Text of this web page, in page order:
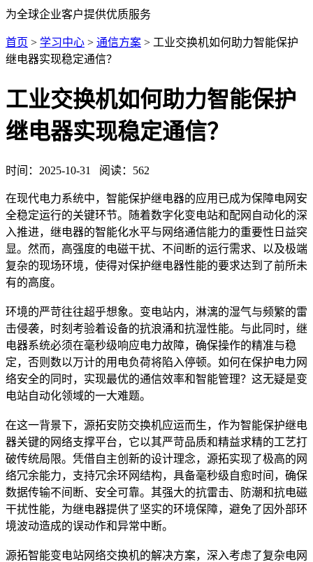
为全球企业客户提供优质服务
首页 > 学习中心 > 通信方案 > 工业交换机如何助力智能保护
继电器实现稳定通信？
工业交换机如何助力智能保护
继电器实现稳定通信？
时间： 2025-10-31 阅读： 562
在现代电力系统中，智能保护继电器的应用已成为保障电网安
全稳定运行的关键环节。随着数字化变电站和配网自动化的深
入推进，继电器的智能化水平与网络通信能力的重要性日益突
显。然而，高强度的电磁干扰、不间断的运行需求、以及极端
复杂的现场环境，使得对保护继电器性能的要求达到了前所未
有的高度。
环境的严苛往往超乎想象。变电站内，淋漓的湿气与频繁的雷
击侵袭，时刻考验着设备的抗浪涌和抗湿性能。与此同时，继
电器系统必须在毫秒级响应电力故障，确保操作的精准与稳
定，否则数以万计的用电负荷将陷入停顿。如何在保护电力网
络安全的同时，实现最优的通信效率和智能管理？这无疑是变
电站自动化领域的一大难题。
在这一背景下，源拓安防交换机应运而生，作为智能保护继电
器关键的网络支撑平台，它以其严苛品质和精益求精的工艺打
破传统局限。凭借自主创新的设计理念，源拓实现了极高的网
络冗余能力，支持冗余环网结构，具备毫秒级自愈时间，确保
数据传输不间断、安全可靠。其强大的抗雷击、防潮和抗电磁
干扰性能，为继电器提供了坚实的环境保障，避免了因外部环
境波动造成的误动作和异常中断。
源拓智能变电站网络交换机的解决方案，深入考虑了复杂电网